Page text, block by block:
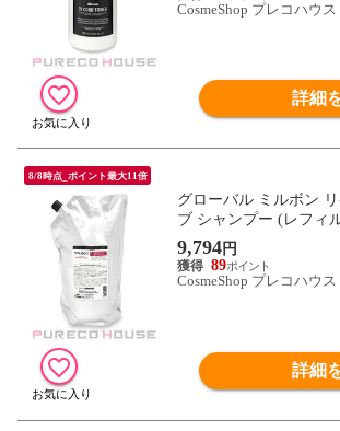
CosmeShop プレコハウス
詳細
8/8時点_ポイント最大11倍
グローバル ミルボン
ブ シャンプー (レフィ
9,794円
89
CosmeShop プレコハウス
詳細